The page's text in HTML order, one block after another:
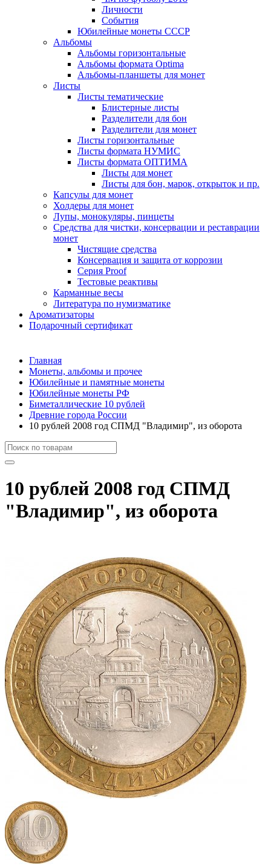
Личности
События
Юбилейные монеты СССР
Альбомы
Альбомы горизонтальные
Альбомы формата Optima
Альбомы-планшеты для монет
Листы
Листы тематические
Блистерные листы
Разделители для бон
Разделители для монет
Листы горизонтальные
Листы формата НУМИС
Листы формата ОПТИМА
Листы для монет
Листы для бон, марок, открыток и пр.
Капсулы для монет
Холдеры для монет
Лупы, монокуляры, пинцеты
Средства для чистки, консервации и реставрации
монет
Чистящие средства
Консервация и защита от коррозии
Серия Proof
Тестовые реактивы
Карманные весы
Литература по нумизматике
Ароматизаторы
Подарочный сертификат
Главная
Монеты, альбомы и прочее
Юбилейные и памятные монеты
Юбилейные монеты РФ
Биметаллические 10 рублей
Древние города России
10 рублей 2008 год СПМД "Владимир", из оборота
10 рублей 2008 год СПМД
"Владимир", из оборота